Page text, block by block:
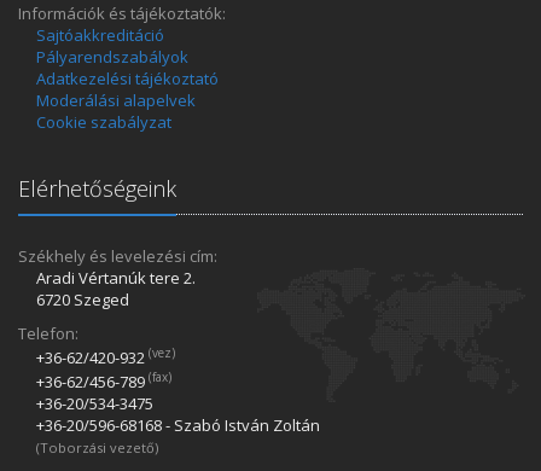
Információk és tájékoztatók:
Sajtóakkreditáció
Pályarendszabályok
Adatkezelési tájékoztató
Moderálási alapelvek
Cookie szabályzat
Elérhetőségeink
Székhely és levelezési cím:
Aradi Vértanúk tere 2.
6720 Szeged
Telefon:
+36-62/420­-932 (vez)
+36-62/456­-789 (fax)
+36-20/534­-3475
+36-20/596­-68168 - Szabó István Zoltán
(Toborzási vezető)